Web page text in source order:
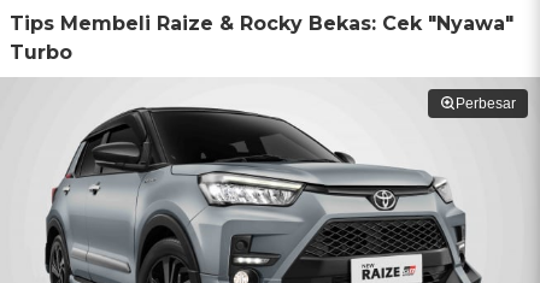
Tips Membeli Raize & Rocky Bekas: Cek "Nyawa"
Turbo
Perbesar